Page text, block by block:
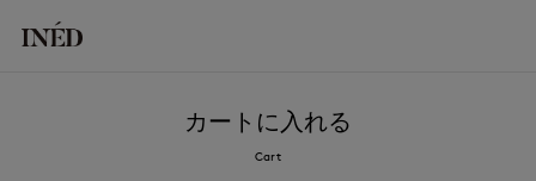
カートに入れる
Cart